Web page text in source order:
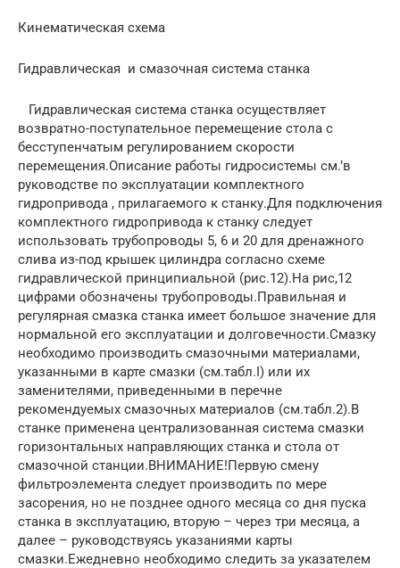
Кинематическая схема
Гидравлическая и смазочная система станка
Гидравлическая система станка осуществляет
возвратно-поступательное перемещение стола с
бесступенчатым регулированием скорости
перемещения.Описание работы гидросистемы см.’в
руководстве по эксплуатации комплектного
гидропривода , прилагаемого к станку.Для подключения
комплектного гидропривода к станку следует
использовать трубопроводы 5, 6 и 20 для дренажного
слива из-под крышек цилиндра согласно схеме
гидравлической принципиальной (рис.12).На рис,12
цифрами обозначены трубопроводы.Правильная и
регулярная смазка станка имеет большое значение для
нормальной его эксплуатации и долговечности.Смазку
необходимо производить смазочными материалами,
указанными в карте смазки (см.табл.I) или их
заменителями, приведенными в перечне
рекомендуемых смазочных материалов (см.табл.2).В
станке применена централизованная система смазки
горизонтальных направляющих станка и стола от
смазочной станции.ВНИМАНИЕ!Первую смену
фильтроэлемента следует производить по мере
засорения, но не позднее одного месяца со дня пуска
станка в эксплуатацию, вторую – через три месяца, а
далее – руководствуясь указаниями карты
смазки.Ежедневно необходимо следить за указателем